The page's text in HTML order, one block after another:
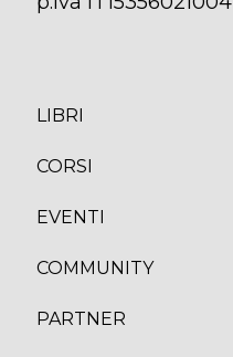
LIBRI
CORSI
EVENTI
COMMUNITY
PARTNER